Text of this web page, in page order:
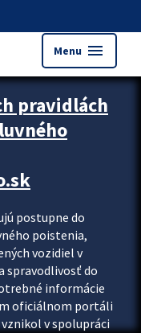
Menu menu
pravidlách
postupne do
poistenia,
vozidiel v
spravodlivosť do
informácie
oficiálnom portáli
v spolupráci